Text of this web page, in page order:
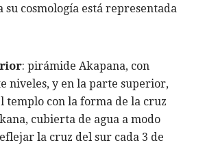
su cosmología está representada
: pirámide Akapana, con
niveles, y en la parte superior,
templo con la forma de la cruz
cubierta de agua a modo
la cruz del sur cada 3 de